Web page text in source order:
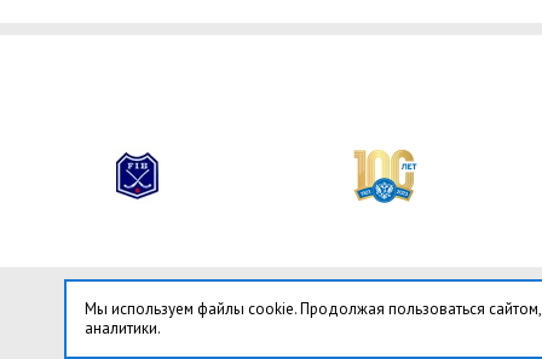
Мы используем файлы cookie. Продолжая пользоваться
аналитики.